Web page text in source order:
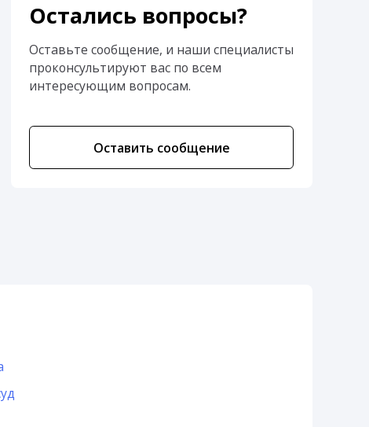
Остались вопросы?
Оставьте сообщение, и наши специалисты
проконсультируют вас по всем
интересующим вопросам.
Оставить сообщение